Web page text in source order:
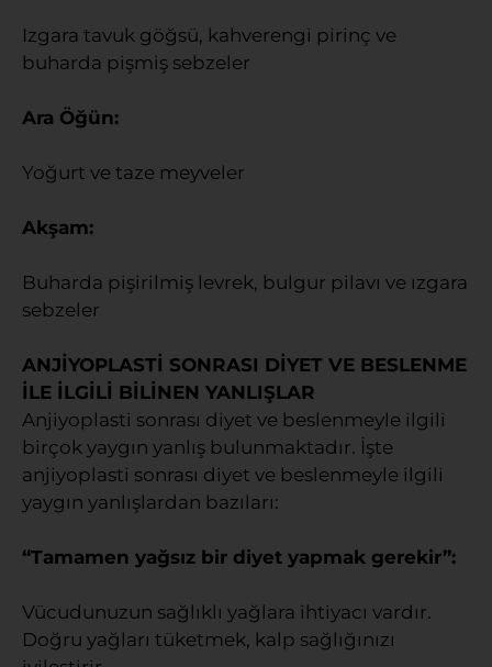
Izgara tavuk göğsü, kahverengi pirinç ve
buharda pişmiş sebzeler
Ara Öğün:
Yoğurt ve taze meyveler
Akşam:
Buharda pişirilmiş levrek, bulgur pilavı ve ızgara
sebzeler
ANJİYOPLASTİ SONRASI DİYET VE BESLENME
İLE İLGİLİ BİLİNEN YANLIŞLAR
Anjiyoplasti sonrası diyet ve beslenmeyle ilgili
birçok yaygın yanlış bulunmaktadır. İşte
anjiyoplasti sonrası diyet ve beslenmeyle ilgili
yaygın yanlışlardan bazıları:
“Tamamen yağsız bir diyet yapmak gerekir”:
Vücudunuzun sağlıklı yağlara ihtiyacı vardır.
Doğru yağları tüketmek, kalp sağlığınızı